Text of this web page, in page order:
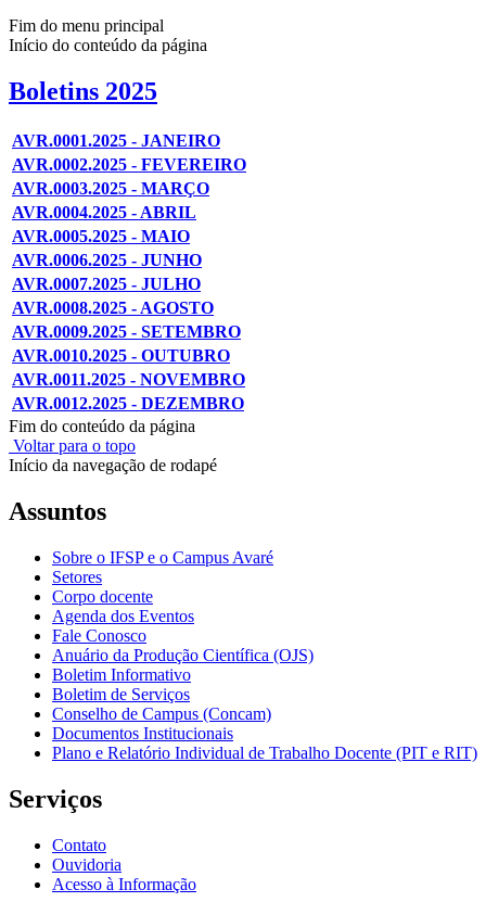
Fim do menu principal
Início do conteúdo da página
Boletins 2025
AVR.0001.2025 - JANEIRO
AVR.0002.2025 - FEVEREIRO
AVR.0003.2025 - MARÇO
AVR.0004.2025 - ABRIL
AVR.0005.2025 - MAIO
AVR.0006.2025 - JUNHO
AVR.0007.2025 - JULHO
AVR.0008.2025 - AGOSTO
AVR.0009.2025 - SETEMBRO
AVR.0010.2025 - OUTUBRO
AVR.0011.2025 - NOVEMBRO
AVR.0012.2025 - DEZEMBRO
Fim do conteúdo da página
Voltar para o topo
Início da navegação de rodapé
Assuntos
Sobre o IFSP e o Campus Avaré
Setores
Corpo docente
Agenda dos Eventos
Fale Conosco
Anuário da Produção Científica (OJS)
Boletim Informativo
Boletim de Serviços
Conselho de Campus (Concam)
Documentos Institucionais
Plano e Relatório Individual de Trabalho Docente (PIT e RIT)
Serviços
Contato
Ouvidoria
Acesso à Informação